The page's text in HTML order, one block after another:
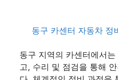
동구 카센터 자동차 정
동구 지역의 카센터에서
고, 수리 및 점검을 통해